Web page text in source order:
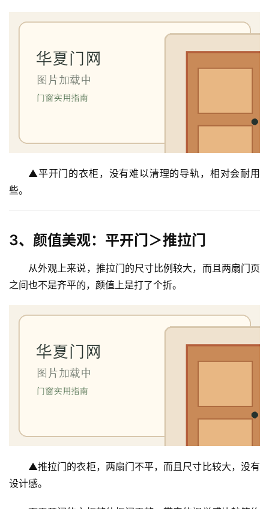
入
卧
▲平开门的衣柜，没有难以清理的导轨，相对会耐用
些。
3、颜值美观：平开门＞推拉门
从外观上来说，推拉门的尺寸比例较大，而且两扇门页
之间也不是齐平的，颜值上是打了个折。
▲推拉门的衣柜，两扇门不平，而且尺寸比较大，没有
设计感。